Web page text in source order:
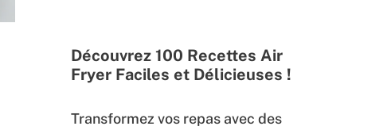
Découvrez 100 Recettes Air
Fryer Faciles et Délicieuses !
Transformez vos repas avec des